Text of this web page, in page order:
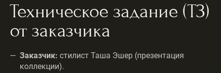
Техническое задание (ТЗ)
от заказчика
Заказчик: стилист Таша Эшер (презентация
коллекции).